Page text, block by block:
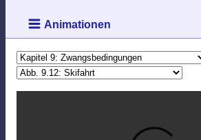
Auflagen verfügbar:
Animationen
Übersicht
Inhalt